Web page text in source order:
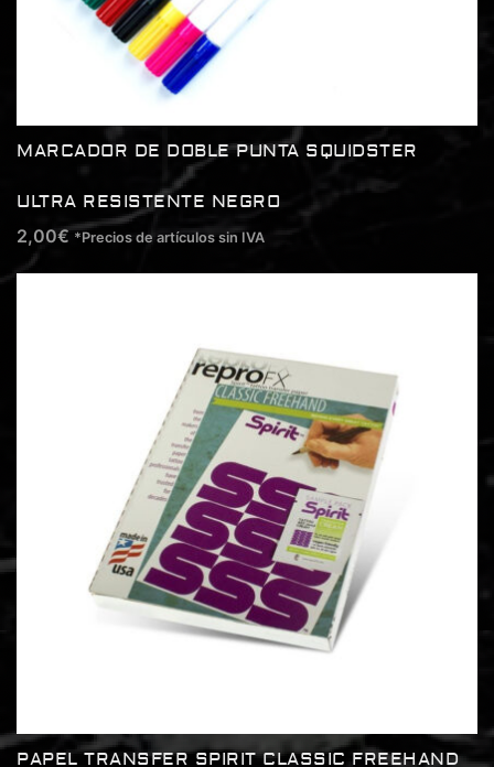
MARCADOR DE DOBLE PUNTA SQUIDSTER
ULTRA RESISTENTE NEGRO
2,00€ *Precios de artículos sin IVA
PAPEL TRANSFER SPIRIT CLASSIC FREEHAND